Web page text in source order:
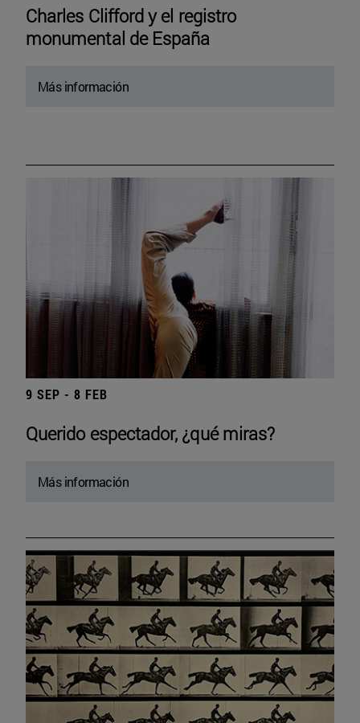
Charles Clifford y el registro
monumental de España
Más información
9 SEP - 8 FEB
Querido espectador, ¿qué miras?
Más información